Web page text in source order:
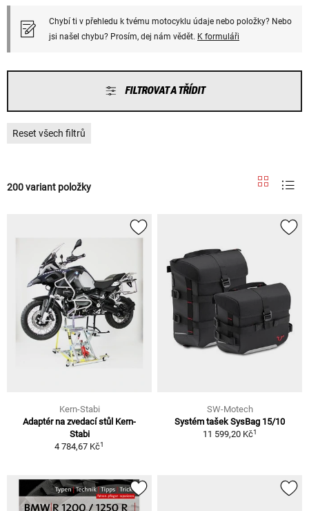
Chybí ti v přehledu k tvému motocyklu údaje nebo položky? Nebo
jsi našel chybu? Prosím, dej nám vědět. K formuláři
FILTROVAT A TŘÍDIT
Reset všech filtrů
200 variant položky
Kern-Stabi
Adaptér na zvedací stůl Kern-
Stabi
4 784,67 Kč1
SW-Motech
Systém tašek SysBag 15/10
11 599,20 Kč1